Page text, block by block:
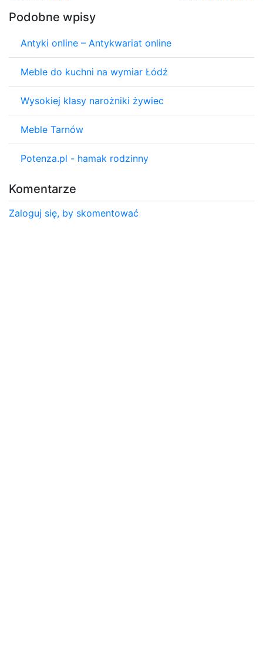
Podobne wpisy
Antyki online – Antykwariat online
Meble do kuchni na wymiar Łódź
Wysokiej klasy narożniki żywiec
Meble Tarnów
Potenza.pl - hamak rodzinny
Komentarze
Zaloguj się, by skomentować